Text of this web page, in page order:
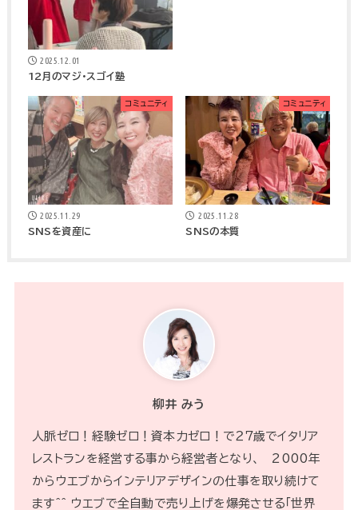
2025.12.01
12月のマジ・スゴイ塾
コミュニティ
2025.11.29
SNSを資産に
コミュニティ
2025.11.28
SNSの本質
柳井 みう
人脈ゼロ！経験ゼロ！資本力ゼロ！で２７歳でイタリア
レストランを経営する事から経営者となり、 2000年
からウエブからインテリアデザインの仕事を取り続けて
ます^^ ウエブで全自動で売り上げを爆発させる「世界